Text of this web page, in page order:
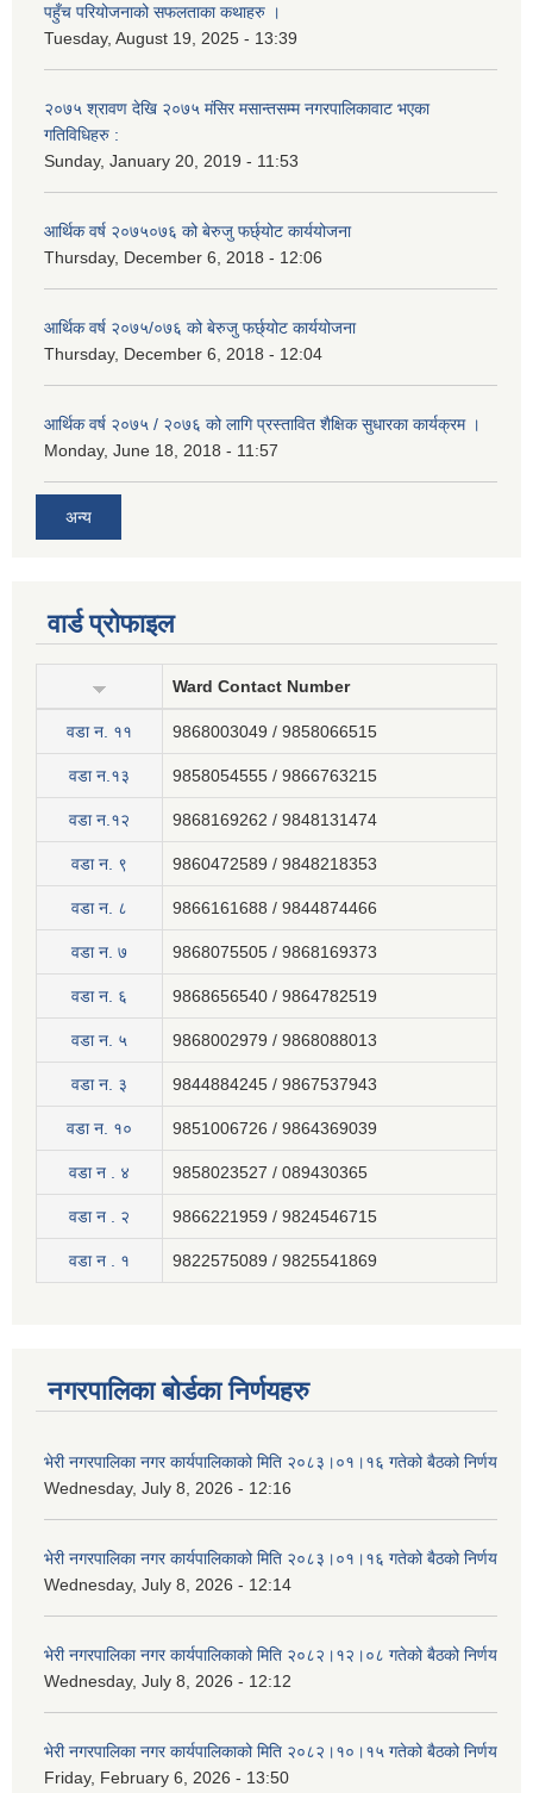
पहुँच परियोजनाको सफलताका कथाहरु ।
Tuesday, August 19, 2025 - 13:39
२०७५ श्रावण देखि २०७५ मंसिर मसान्तसम्म नगरपालिकावाट भएका
गतिविधिहरु :
Sunday, January 20, 2019 - 11:53
आर्थिक वर्ष २०७५०७६ को बेरुजु फर्छ्योट कार्ययोजना
Thursday, December 6, 2018 - 12:06
आर्थिक वर्ष २०७५/०७६ को बेरुजु फर्छ्योट कार्ययोजना
Thursday, December 6, 2018 - 12:04
आर्थिक वर्ष २०७५ / २०७६ को लागि प्रस्तावित शैक्षिक सुधारका कार्यक्रम ।
Monday, June 18, 2018 - 11:57
अन्य
वार्ड प्रोफाइल
Ward Contact Number
वडा न‍. ११ 9868003049 / 9858066515
वडा न.१३ 9858054555 / 9866763215
वडा न.१२ 9868169262 / 9848131474
वडा न. ९ 9860472589 / 9848218353
वडा न. ८ 9866161688 / 9844874466
वडा न. ७ 9868075505 / 9868169373
वडा न. ६ 9868656540 / 9864782519
वडा न. ५ 9868002979 / 9868088013
वडा न. ३ 9844884245 / 9867537943
वडा न. १० 9851006726 / 9864369039
वडा न . ४ 9858023527 / 089430365
वडा न . २ 9866221959 / 9824546715
वडा न . १ 9822575089 / 9825541869
नगरपालिका बोर्डका निर्णयहरु
भेरी नगरपालिका नगर कार्यपालिकाको मिति २०८३।०१।१६ गतेको बैठको निर्णय
Wednesday, July 8, 2026 - 12:16
भेरी नगरपालिका नगर कार्यपालिकाको मिति २०८३।०१।१६ गतेको बैठको निर्णय
Wednesday, July 8, 2026 - 12:14
भेरी नगरपालिका नगर कार्यपालिकाको मिति २०८२।१२।०८ गतेको बैठको निर्णय
Wednesday, July 8, 2026 - 12:12
भेरी नगरपालिका नगर कार्यपालिकाको मिति २०८२।१०।१५ गतेको बैठको निर्णय
Friday, February 6, 2026 - 13:50